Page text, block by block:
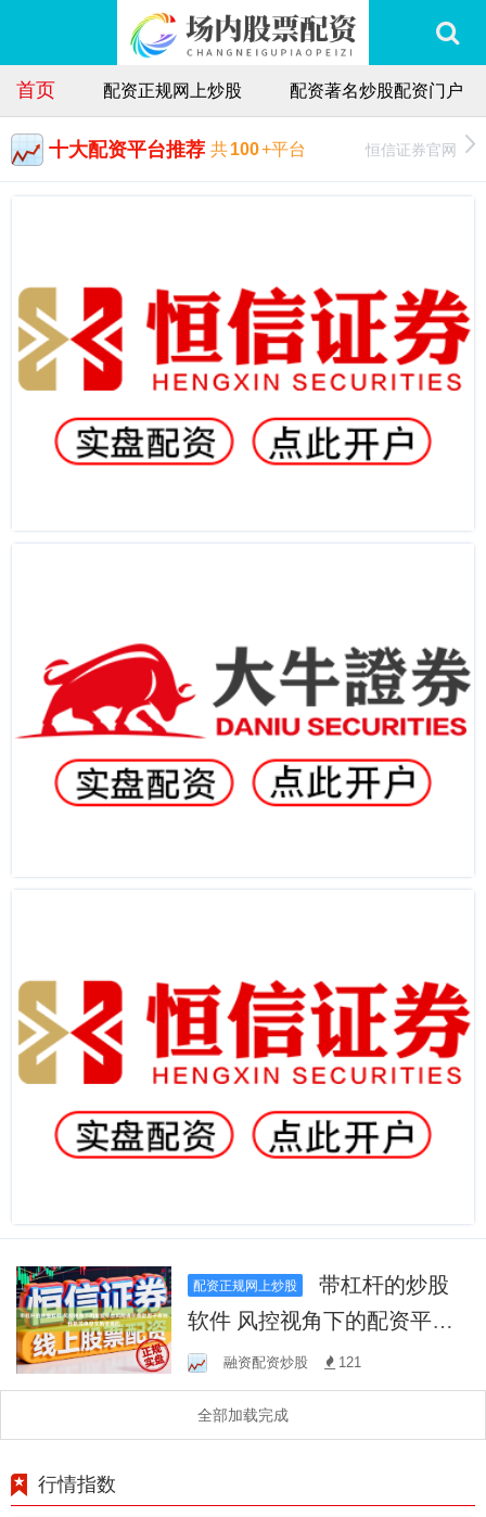
首页 配资正规网上炒股 配资著名炒股配资门户
十大配资平台推荐 共100+平台 恒信证券官网
配资正规网上炒股
带杠杆的炒股
软件 风控视角下的配资平台
风险提示条款因子有效性跟
踪典型交易情境的
融资配资炒股 121
全部加载完成
行情指数